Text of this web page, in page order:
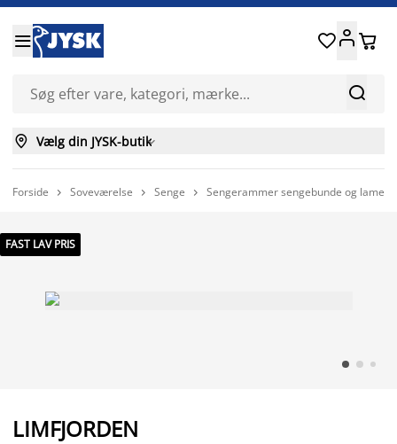


 
 Vælg din JYSK-butik
Forside  Soveværelse  Senge  Sengerammer sengebunde og
FAST LAV PRIS
LIMFJORDEN